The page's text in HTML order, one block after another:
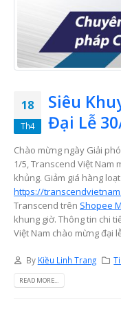
18
Th4
Siêu
Đại Lễ
Chào mừng ngày Giải
1/5, Transcend Việt Nam
khủng. Giảm giá hàng
https://
Transcend trên Shopee
khung giờ. Thông tin chi
Việt Nam chào mừng đại
By Kiều Linh Trang
READ MORE...